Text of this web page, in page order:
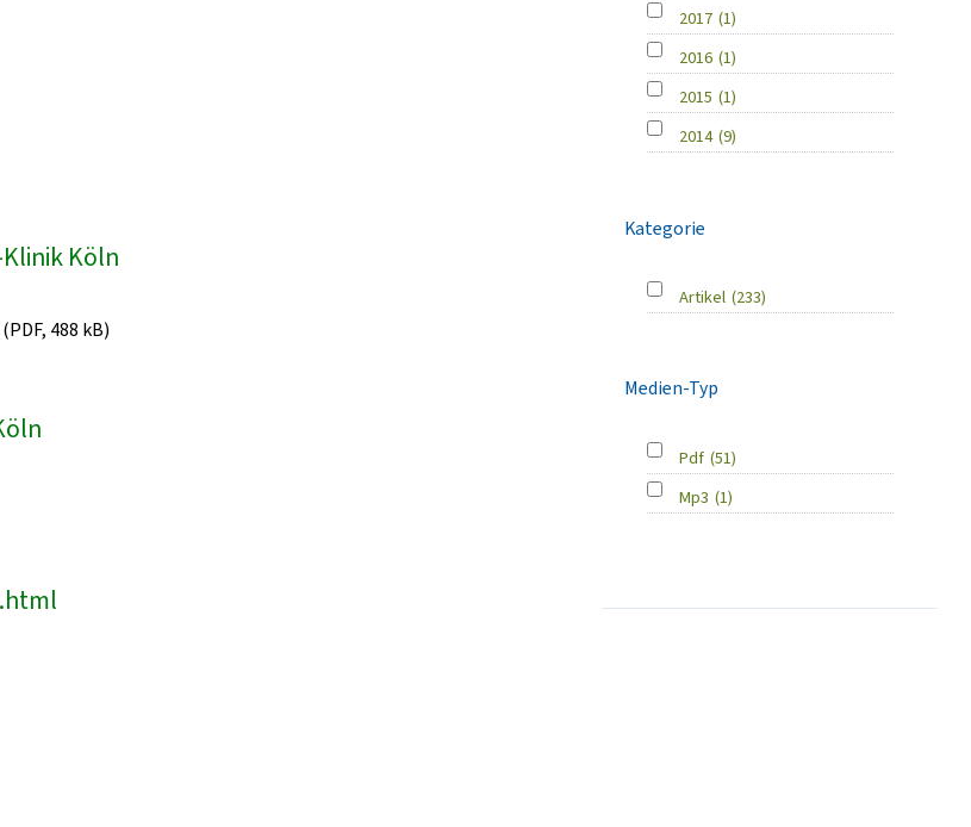
Köln
488 kB)
2017 (1)
2016 (1)
2015 (1)
2014 (9)
Kategorie
Artikel (233)
Medien-Typ
Pdf (51)
Mp3 (1)